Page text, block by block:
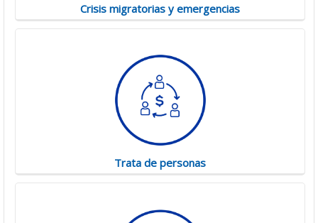
Crisis migratorias y emergencias
Trata de personas